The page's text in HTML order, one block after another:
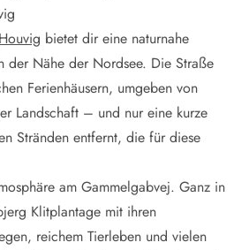
Houvig bietet dir eine naturnahe
der Nähe der Nordsee. Die Straße
Ferienhäusern, umgeben von
Landschaft – und nur eine kurze
Stränden entfernt, die für diese
am Gammelgabvej. Ganz in
Klitplantage mit ihren
reichem Tierleben und vielen